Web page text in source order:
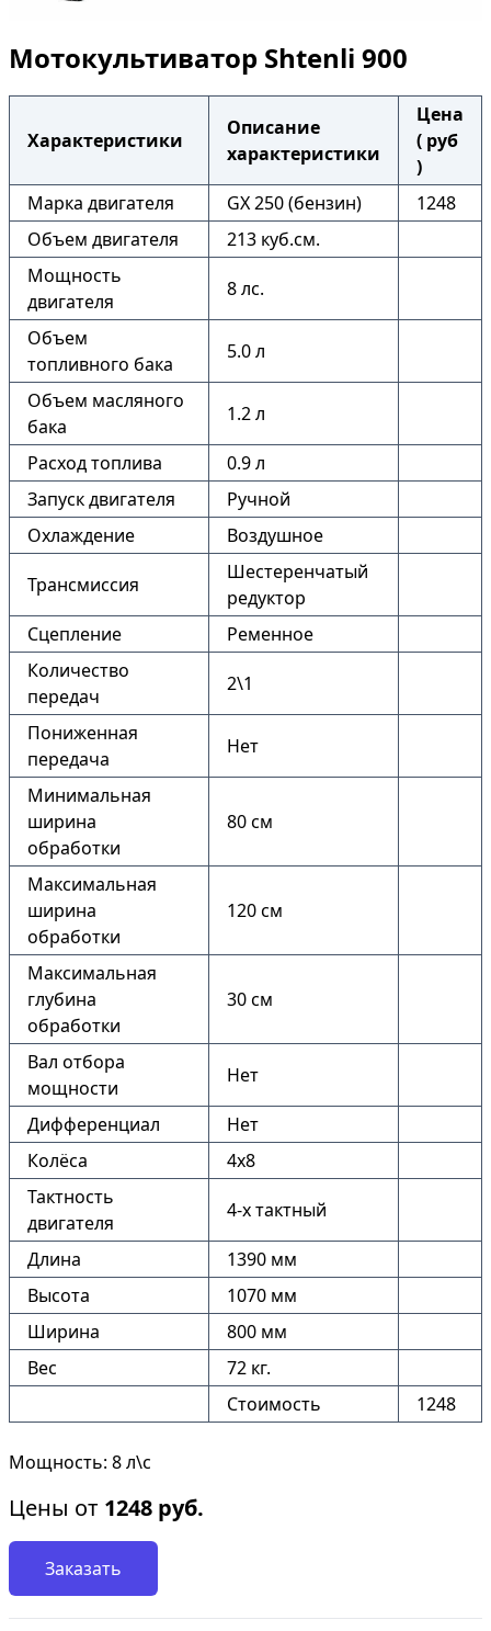
Мотокультиватор Shtenli 900
Характеристики
Описание
характеристики
Цена
( руб
)
Марка двигателя
GX 250 (бензин)
1248
Объем двигателя
213 куб.см.
Мощность
двигателя
8 лс.
Объем
топливного бака
5.0 л
Объем масляного
бака
1.2 л
Расход топлива
0.9 л
Запуск двигателя
Ручной
Охлаждение
Воздушное
Трансмиссия
Шестеренчатый
редуктор
Сцепление
Ременное
Количество
передач
2\1
Пониженная
передача
Нет
Минимальная
ширина
обработки
80 см
Максимальная
ширина
обработки
120 см
Максимальная
глубина
обработки
30 см
Вал отбора
мощности
Нет
Дифференциал
Нет
Колёса
4х8
Тактность
двигателя
4-х тактный
Длина
1390 мм
Высота
1070 мм
Ширина
800 мм
Вес
72 кг.
Стоимость
1248
Мощность: 8 л\с
Цены от 1248 руб.
Заказать